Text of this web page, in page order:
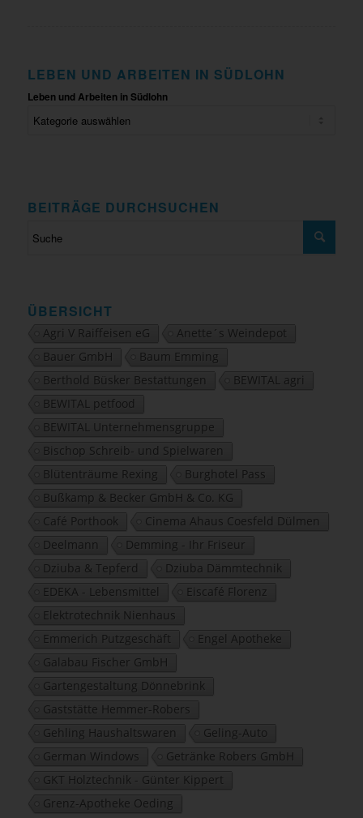
LEBEN UND ARBEITEN IN SÜDLOHN
Leben und Arbeiten in Südlohn
BEITRÄGE DURCHSUCHEN
ÜBERSICHT
Agri V Raiffeisen eG
Anette´s Weindepot
Bauer GmbH
Baum Emming
Berthold Büsker Bestattungen
BEWITAL agri
BEWITAL petfood
BEWITAL Unternehmensgruppe
Bischop Schreib- und Spielwaren
Blütenträume Rexing
Burghotel Pass
Bußkamp & Becker GmbH & Co. KG
Café Porthook
Cinema Ahaus Coesfeld Dülmen
Deelmann
Demming - Ihr Friseur
Dziuba & Tepferd
Dziuba Dämmtechnik
EDEKA - Lebensmittel
Eiscafé Florenz
Elektrotechnik Nienhaus
Emmerich Putzgeschäft
Engel Apotheke
Galabau Fischer GmbH
Gartengestaltung Dönnebrink
Gaststätte Hemmer-Robers
Gehling Haushaltswaren
Geling-Auto
German Windows
Getränke Robers GmbH
GKT Holztechnik - Günter Kippert
Grenz-Apotheke Oeding